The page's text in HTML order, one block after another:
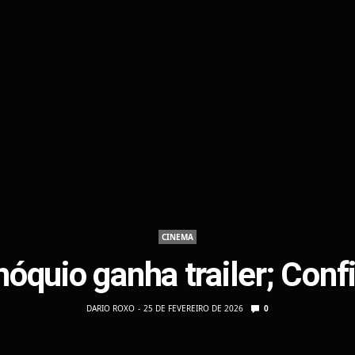
CINEMA
ganha trailer;
DARIO ROXO 25 DE FEVEREIRO DE 2026 0